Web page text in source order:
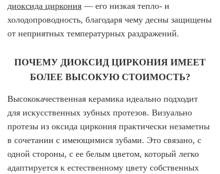
ВИНИРЫ
ПРОТЕЗИРОВАНИЕ
Функциональная диагностика
Безметалловая керамика
Вкладки
Съемные зубные протезы
диоксида циркония — его низкая тепло- и
холодопроводность, благодаря чему десны защищены
от неприятных температурных раздражений.
ПОЧЕМУ ДИОКСИД ЦИРКОНИЯ ИМЕЕТ
БОЛЕЕ ВЫСОКУЮ СТОИМОСТЬ?
Высококачественная керамика идеально подходит
для искусственных зубных протезов. Визуально
протезы из оксида циркония практически незаметны
в сочетании с имеющимися зубами. Это связано, с
одной стороны, с ее белым цветом, который легко
адаптируется к естественному цвету собственных